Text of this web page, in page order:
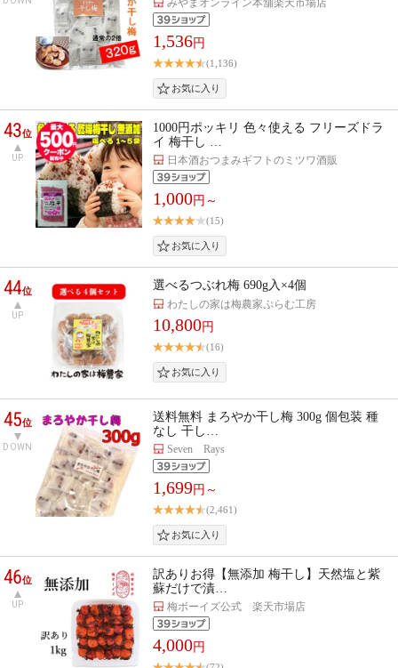
1,536円
(1,136)
43位
UP
1000円ポッキリ 色々使える フリーズドラ
イ 梅干し …
日本酒おつまみギフトのミツワ酒販
1,000円～
(15)
44位
UP
選べるつぶれ梅 690g入×4個
わたしの家は梅農家ぷらむ工房
10,800円
(16)
45位
DOWN
送料無料 まろやか干し梅 300g 個包装 種
なし 干し…
Seven Rays
1,699円～
(2,461)
46位
UP
訳ありお得【無添加 梅干し】天然塩と紫
蘇だけで漬…
梅ボーイズ公式 楽天市場店
4,000円